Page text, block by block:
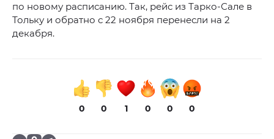
по новому расписанию. Так, рейс из Тарко-Сале в
Тольку и обратно с 22 ноября перенесли на 2
декабря.
0 0 1 0 0 0